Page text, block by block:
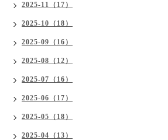
2025-11（17）
2025-10（18）
2025-09（16）
2025-08（12）
2025-07（16）
2025-06（17）
2025-05（18）
2025-04（13）